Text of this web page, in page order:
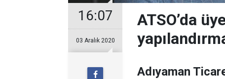
16:07
03 Aralık 2020
ATSO’da
Adıyaman